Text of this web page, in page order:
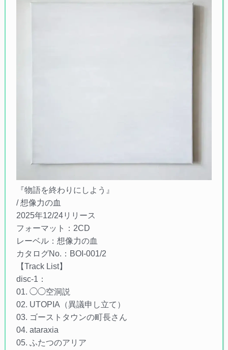
『物語を終わりにしよう』
/ 想像力の血
2025年12/24リリース
フォーマット：2CD
レーベル：想像力の血
カタログNo.：BOI-001/2
【Track List】
disc-1：
01. ◯◯空洞説
02. UTOPIA（異議申し立て）
03. ゴーストタウンの町長さん
04. ataraxia
05. ふたつのアリア